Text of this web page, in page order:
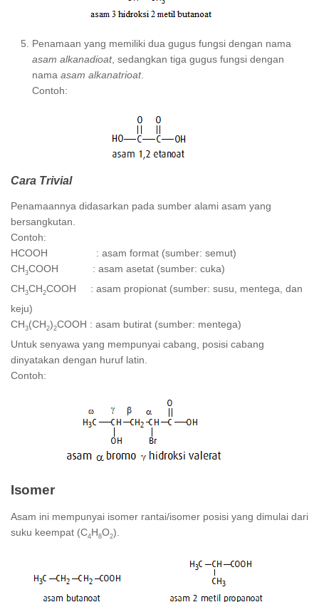
Penamaan yang memiliki dua gugus fungsi dengan nama
asam alkanadioat, sedangkan tiga gugus fungsi dengan
nama asam alkanatrioat.
Contoh:
Cara Trivial
Penamaannya didasarkan pada sumber alami asam yang
bersangkutan.
Contoh:
HCOOH : asam format (sumber: semut)
CH3COOH : asam asetat (sumber: cuka)
CH3CH2COOH : asam propionat (sumber: susu, mentega, dan
keju)
CH3(CH2)2COOH : asam butirat (sumber: mentega)
Untuk senyawa yang mempunyai cabang, posisi cabang
dinyatakan dengan huruf latin.
Contoh:
Isomer
Asam ini mempunyai isomer rantai/isomer posisi yang dimulai dari
suku keempat (C4H8O2).